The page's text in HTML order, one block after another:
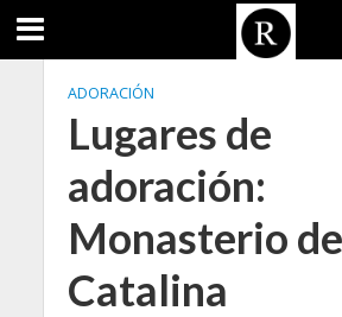
ADORACIÓN
Lugares de
adoración:
Monasterio
Catalina